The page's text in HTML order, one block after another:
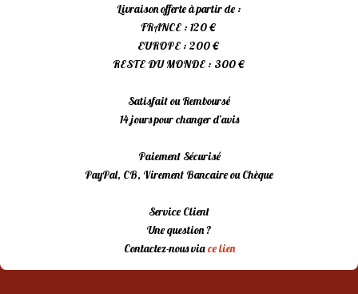
Livraison offerte à partir de :
FRANCE : 120 €
EUROPE : 200 €
RESTE DU MONDE : 300 €
Satisfait ou Remboursé
14 jours pour changer d’avis
Paiement Sécurisé
PayPal, CB, Virement Bancaire ou Chèque
Service Client
Une question ?
Contactez-nous viace lien